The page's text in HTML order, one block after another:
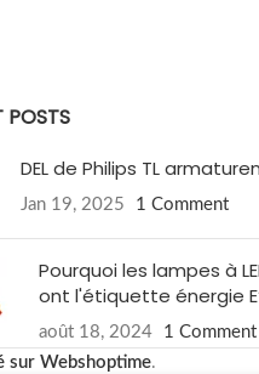
POSTS
DEL de Philips TL armaturen
Jan 19, 2025 1 Comment
Pourquoi les lampes à
ont l'étiquette énergie
août 18, 2024 1 Comment
sur Webshoptime.